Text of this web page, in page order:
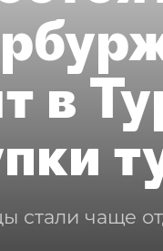
в
стали чаще